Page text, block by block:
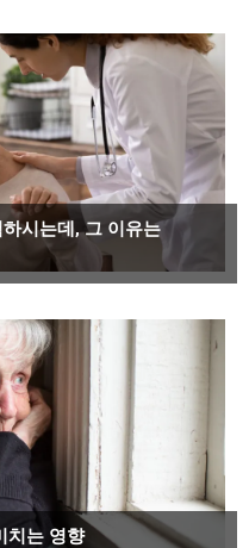
시는데, 그 이유는
치는 영향